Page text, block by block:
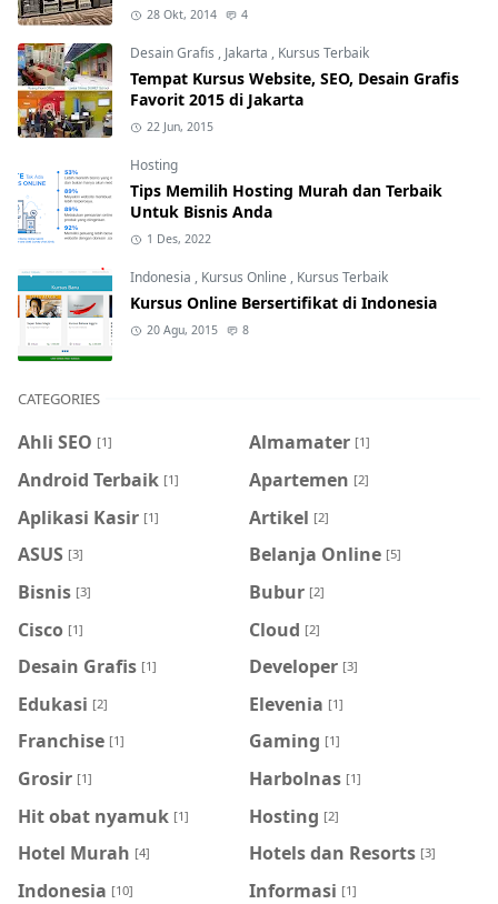
28 Okt, 2014 4
Desain Grafis , Jakarta , Kursus Terbaik
Tempat Kursus Website, SEO, Desain Grafis
Favorit 2015 di Jakarta
22 Jun, 2015
Hosting
Tips Memilih Hosting Murah dan Terbaik
Untuk Bisnis Anda
1 Des, 2022
Indonesia , Kursus Online , Kursus Terbaik
Kursus Online Bersertifikat di Indonesia
20 Agu, 2015 8
CATEGORIES
Ahli SEO [1] Almamater [1]
Android Terbaik [1] Apartemen [2]
Aplikasi Kasir [1] Artikel [2]
ASUS [3] Belanja Online [5]
Bisnis [3] Bubur [2]
Cisco [1] Cloud [2]
Desain Grafis [1] Developer [3]
Edukasi [2] Elevenia [1]
Franchise [1] Gaming [1]
Grosir [1] Harbolnas [1]
Hit obat nyamuk [1] Hosting [2]
Hotel Murah [4] Hotels dan Resorts [3]
Indonesia [10] Informasi [1]